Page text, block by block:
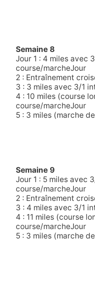
Semaine 8
Jour 1 : 4 miles avec
course/marcheJour
2 : Entraînement
3 : 3 miles avec 3/1
4 : 10 miles (course
course/marcheJour
5 : 3 miles (marche
Semaine 9
Jour 1 : 5 miles avec
course/marcheJour
2 : Entraînement
3 : 4 miles avec 3/1
4 : 11 miles (course
course/marcheJour
5 : 3 miles (marche